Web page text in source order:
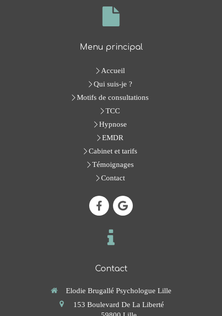
Menu principal
Accueil
Qui suis-je ?
Motifs de consultations
TCC
Hypnose
EMDR
Cabinet et tarifs
Témoignages
Contact
Contact
Elodie Brugallé Psychologue Lille
153 Boulevard De La Liberté